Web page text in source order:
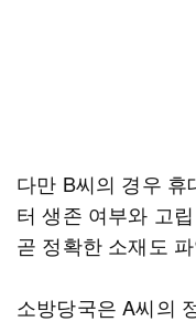
다만 B씨의 경우
터 생존 여부와 고
곧 정확한 소재도
소방당국은 A씨의